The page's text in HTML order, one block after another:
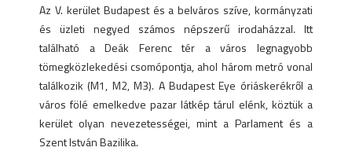
Az V. kerület Budapest és a belváros szíve, kormányzati
és üzleti negyed számos népszerű irodaházzal. Itt
található a Deák Ferenc tér a város legnagyobb
tömegközlekedési csomópontja, ahol három metró vonal
találkozik (M1, M2, M3). A Budapest Eye óriáskerékről a
város fölé emelkedve pazar látkép tárul elénk, köztük a
kerület olyan nevezetességei, mint a Parlament és a
Szent István Bazilika.